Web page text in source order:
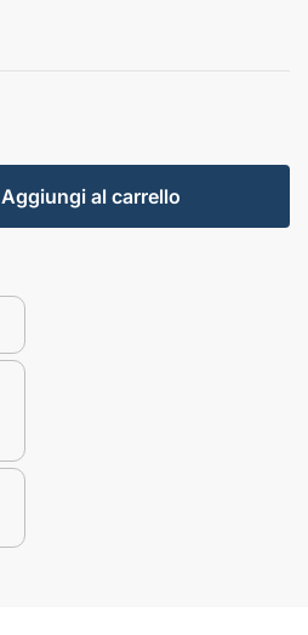
Aggiungi al carrello